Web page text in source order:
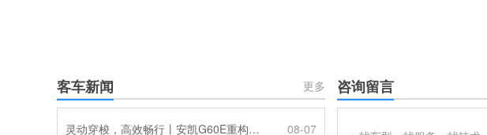
客车新闻 更多
灵动穿梭，高效畅行丨安凯G60E重构出行新体验
08-07
咨询留言